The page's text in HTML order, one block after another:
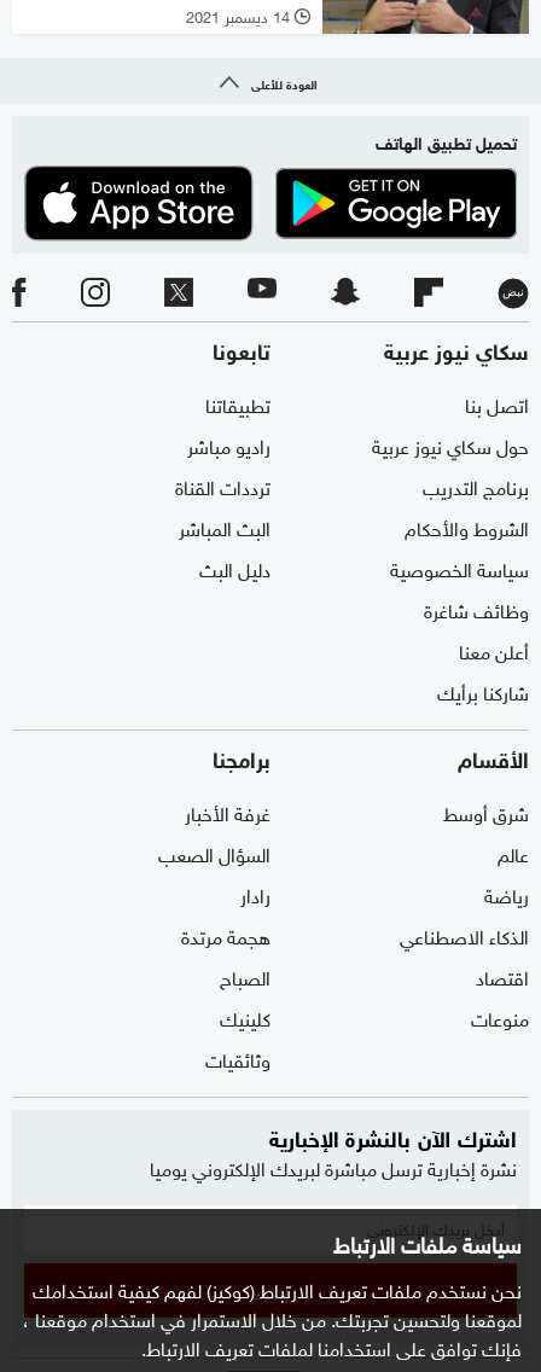
سياسة ملفات الارتباط
نحن نستخدم ملفات تعريف الارتباط (كوكيز) لفهم كيفية استخدامك
لموقعنا ولتحسين تجربتك. من خلال الاستمرار في استخدام موقعنا ،
فإنك توافق على استخدامنا لملفات تعريف الارتباط.
l 14 ديسمبر 2021
العودة للأعلى
تحميل تطبيق الهاتف
سكاي نيوز عربية
اتصل بنا
حول سكاي نيوز عربية
برنامج التدريب
الشروط والأحكام
سياسة الخصوصية
وظائف شاغرة
أعلن معنا
شاركنا برأيك
تابعونا
تطبيقاتنا
راديو مباشر
ترددات القناة
البث المباشر
دليل البث
الأقسام
شرق أوسط
عالم
رياضة
الذكاء الاصطناعي
اقتصاد
منوعات
برامجنا
غرفة الأخبار
السؤال الصعب
رادار
هجمة مرتدة
الصباح
كلينيك
وثائقيات
اشترك الآن بالنشرة الإخبارية
نشرة إخبارية ترسل مباشرة لبريدك الإلكتروني يوميا
إشترك